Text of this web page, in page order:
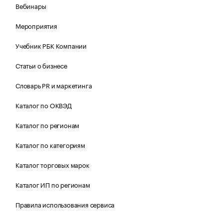
Вебинары
Мероприятия
Учебник РБК Компании
Статьи о бизнесе
Словарь PR и маркетинга
Каталог по ОКВЭД
Каталог по регионам
Каталог по категориям
Каталог торговых марок
Каталог ИП по регионам
Правила использования сервиса